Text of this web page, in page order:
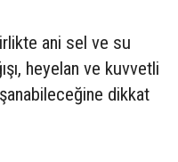
ani sel ve su
heyelan ve kuvvetli
dikkat